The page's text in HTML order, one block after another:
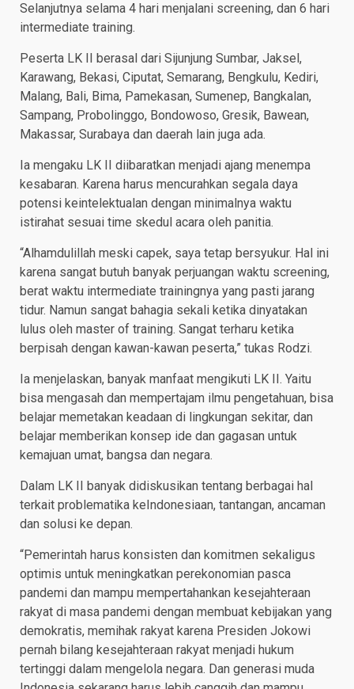
Selanjutnya selama 4 hari menjalani screening, dan 6 hari
intermediate training.
Peserta LK II berasal dari Sijunjung Sumbar, Jaksel,
Karawang, Bekasi, Ciputat, Semarang, Bengkulu, Kediri,
Malang, Bali, Bima, Pamekasan, Sumenep, Bangkalan,
Sampang, Probolinggo, Bondowoso, Gresik, Bawean,
Makassar, Surabaya dan daerah lain juga ada.
Ia mengaku LK II diibaratkan menjadi ajang menempa
kesabaran. Karena harus mencurahkan segala daya
potensi keintelektualan dengan minimalnya waktu
istirahat sesuai time skedul acara oleh panitia.
“Alhamdulillah meski capek, saya tetap bersyukur. Hal ini
karena sangat butuh banyak perjuangan waktu screening,
berat waktu intermediate trainingnya yang pasti jarang
tidur. Namun sangat bahagia sekali ketika dinyatakan
lulus oleh master of training. Sangat terharu ketika
berpisah dengan kawan-kawan peserta,” tukas Rodzi.
Ia menjelaskan, banyak manfaat mengikuti LK II. Yaitu
bisa mengasah dan mempertajam ilmu pengetahuan, bisa
belajar memetakan keadaan di lingkungan sekitar, dan
belajar memberikan konsep ide dan gagasan untuk
kemajuan umat, bangsa dan negara.
Dalam LK II banyak didiskusikan tentang berbagai hal
terkait problematika keIndonesiaan, tantangan, ancaman
dan solusi ke depan.
“Pemerintah harus konsisten dan komitmen sekaligus
optimis untuk meningkatkan perekonomian pasca
pandemi dan mampu mempertahankan kesejahteraan
rakyat di masa pandemi dengan membuat kebijakan yang
demokratis, memihak rakyat karena Presiden Jokowi
pernah bilang kesejahteraan rakyat menjadi hukum
tertinggi dalam mengelola negara. Dan generasi muda